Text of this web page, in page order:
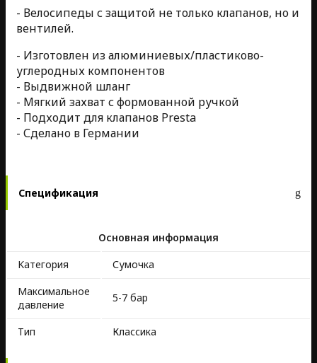
- Велосипеды с защитой не только клапанов, но и
вентилей.
- Изготовлен из алюминиевых/пластиково-
углеродных компонентов
- Выдвижной шланг
- Мягкий захват с формованной ручкой
- Подходит для клапанов Presta
- Сделано в Германии
Спецификация
Основная информация
Kатегория
Сумочка
Максимальное
давление
5-7 бар
Тип Классика